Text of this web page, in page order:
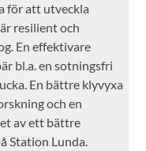
för att utveckla
resilient och
En effektivare
bl.a. en sotningsfri
En bättre klyvyxa
och en
av ett bättre
Station Lunda.